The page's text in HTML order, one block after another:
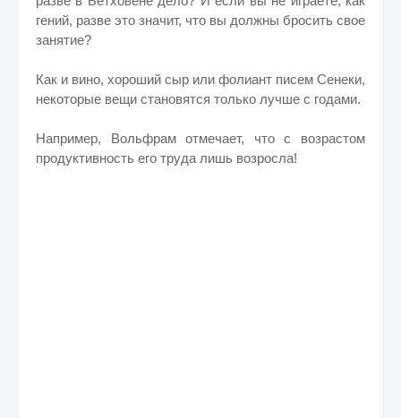
гений, разве это значит, что вы должны бросить свое
занятие?
Как и вино, хороший сыр или фолиант писем Сенеки,
некоторые вещи становятся только лучше с годами.
Например, Вольфрам отмечает, что с возрастом
продуктивность его труда лишь возросла!